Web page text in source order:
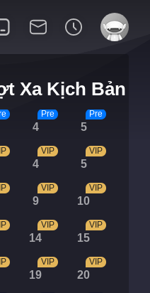
Xa Kịch Bản
4
Pre
5
Pre
4
VIP
5
VIP
9
VIP
10
VIP
14
VIP
15
VIP
19
VIP
20
VIP